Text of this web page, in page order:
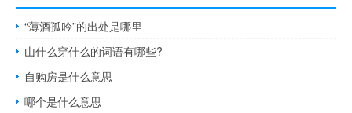
“薄酒孤吟”的出处是哪里
山什么穿什么的词语有哪些?
自购房是什么意思
哪个是什么意思